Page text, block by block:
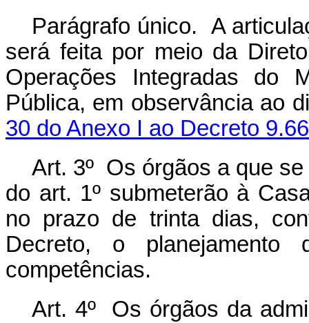
Parágrafo único. A
será feita por meio da
Operações Integradas do
Pública, em observância ao
30 do Anexo I ao Decreto
Art. 3º Os órgãos a que
do art. 1º submeterão à
no prazo de trinta dias,
Decreto, o
competências.
Art. 4º Os órgãos da